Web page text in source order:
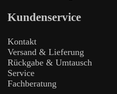
Kundenservice
Kontakt
Versand & Lieferung
Rückgabe & Umtausch
Service
Fachberatung